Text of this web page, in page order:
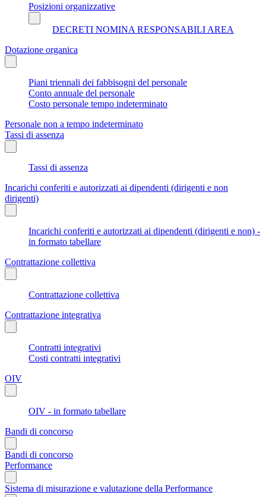
Posizioni organizzative
DECRETI NOMINA RESPONSABILI AREA
Dotazione organica
Piani triennali dei fabbisogni del personale
Conto annuale del personale
Costo personale tempo indeterminato
Personale non a tempo indeterminato
Tassi di assenza
Tassi di assenza
Incarichi conferiti e autorizzati ai dipendenti (dirigenti e non
dirigenti)
Incarichi conferiti e autorizzati ai dipendenti (dirigenti e non) -
in formato tabellare
Contrattazione collettiva
Contrattazione collettiva
Contrattazione integrativa
Contratti integrativi
Costi contratti integrativi
OIV
OIV - in formato tabellare
Bandi di concorso
Bandi di concorso
Performance
Sistema di misurazione e valutazione della Performance